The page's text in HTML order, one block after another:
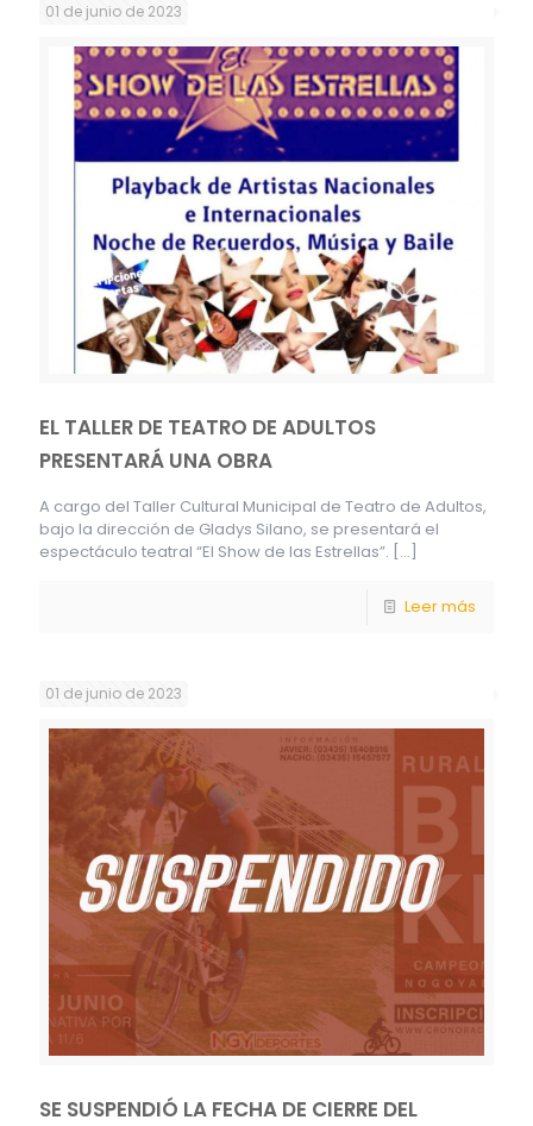
01 de junio de 2023
EL TALLER DE TEATRO DE ADULTOS
PRESENTARÁ UNA OBRA
A cargo del Taller Cultural Municipal de Teatro de Adultos,
bajo la dirección de Gladys Silano, se presentará el
espectáculo teatral “El Show de las Estrellas”. […]
Leer más
01 de junio de 2023
SE SUSPENDIÓ LA FECHA DE CIERRE DEL